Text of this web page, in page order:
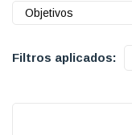
Objetivos
Filtros aplicados: